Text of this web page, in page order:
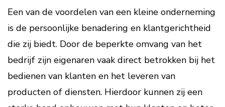
Een van de voordelen van een kleine onderneming
is de persoonlijke benadering en klantgerichtheid
die zij biedt. Door de beperkte omvang van het
bedrijf zijn eigenaren vaak direct betrokken bij het
bedienen van klanten en het leveren van
producten of diensten. Hierdoor kunnen zij een